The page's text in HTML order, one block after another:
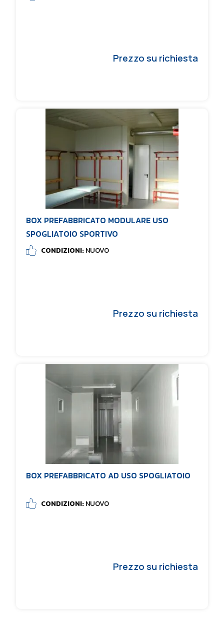
Prezzo su richiesta
BOX PREFABBRICATO MODULARE USO
SPOGLIATOIO SPORTIVO
CONDIZIONI:NUOVO
Prezzo su richiesta
BOX PREFABBRICATO AD USO SPOGLIATOIO
CONDIZIONI:NUOVO
Prezzo su richiesta